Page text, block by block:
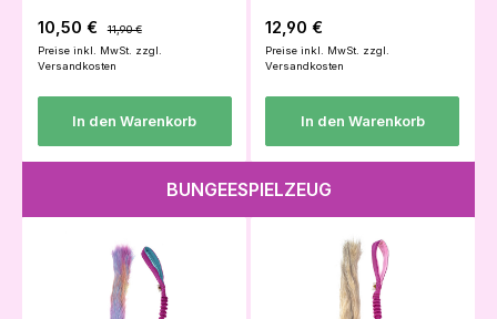
Verkaufspreis:
10,50 €
11,90 €
Preise inkl. MwSt. zzgl.
Versandkosten
In den Warenkorb
Regulärer Preis:
12,90 €
Preise inkl. MwSt. zzgl.
Versandkosten
In den Warenkorb
BUNGEESPIELZEUG